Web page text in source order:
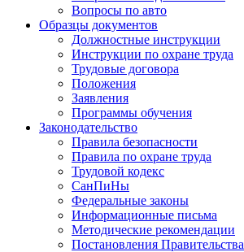
Вопросы по авто
Образцы документов
Должностные инструкции
Инструкции по охране труда
Трудовые договора
Положения
Заявления
Программы обучения
Законодательство
Правила безопасности
Правила по охране труда
Трудовой кодекс
СанПиНы
Федеральные законы
Информационные письма
Методические рекомендации
Постановления Правительства